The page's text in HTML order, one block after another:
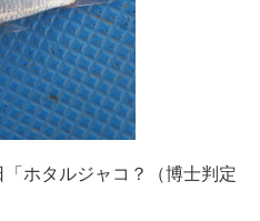
ホタルジャコ？（博士判定